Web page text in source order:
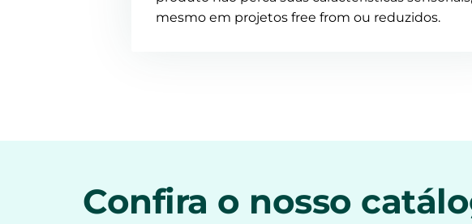
mesmo em projetos free from ou reduzidos.
Confira o nosso